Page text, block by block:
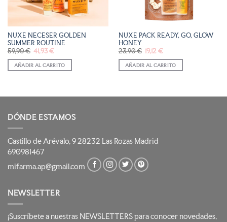
NUXE NECESER GOLDEN
SUMMER ROUTINE
59,90€ El
precio
original
era:
59,90 €.
41,93€El
actual
es:
41,93 €.
AÑADIR AL CARRITO
NUXE PACK READY, GO, GLOW
HONEY
23,90€ El
precio
original
era:
23,90 €.
19,12€El
actual
es:
19,12 €.
AÑADIR AL CARRITO
DÓNDE ESTAMOS
Castillo de Arévalo, 9 28232 Las Rozas Madrid
690981467
mifarma.ap@gmail.com
NEWSLETTER
¡Suscríbete a nuestras NEWSLETTERS para conocer novedades,